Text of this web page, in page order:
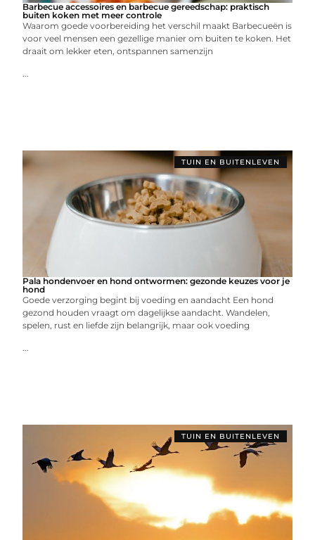
Barbecue accessoires en barbecue gereedschap: praktisch
buiten koken met meer controle
Waarom goede voorbereiding het verschil maakt Barbecueën is
voor veel mensen een gezellige manier om buiten te koken. Het
draait om lekker eten, ontspannen samenzijn
...
TUIN EN BUITENLEVEN
Pala hondenvoer en hond ontwormen: gezonde keuzes voor je
hond
Goede verzorging begint bij voeding en aandacht Een hond
gezond houden vraagt om dagelijkse aandacht. Wandelen,
spelen, rust en liefde zijn belangrijk, maar ook voeding
...
TUIN EN BUITENLEVEN